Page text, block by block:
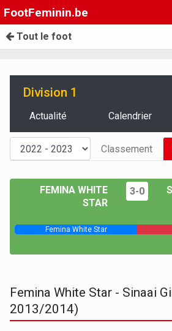
FootFeminin.be
Tout le foot
Division 1
Actualité Calendrier
Classement
FEMINA WHITE
STAR
3-0
Femina White Star
Femina White Star - Sinaai
2013/2014)